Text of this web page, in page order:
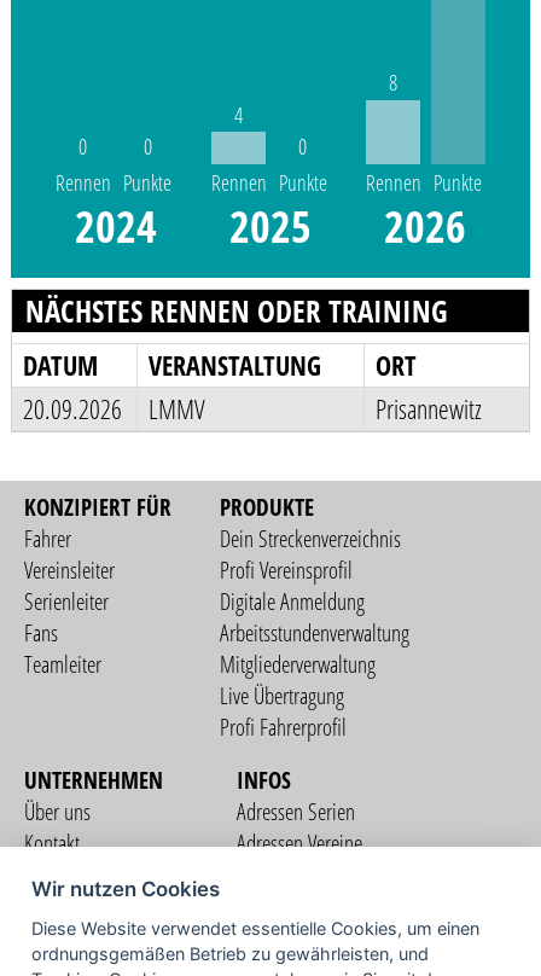
0
Rennen
0
Punkte
2024
4
Rennen
0
Punkte
2025
8
Rennen Punkte
2026
NÄCHSTES RENNEN ODER TRAINING
DATUM VERANSTALTUNG
ORT
20.09.2026
LMMV Prisannewitz
KONZIPIERT FÜR
Fahrer
Vereinsleiter
Serienleiter
Fans
Teamleiter
PRODUKTE
Dein Streckenverzeichnis
Profi Vereinsprofil
Digitale Anmeldung
Arbeitsstundenverwaltung
Mitgliederverwaltung
Live Übertragung
Profi Fahrerprofil
UNTERNEHMEN
Über uns
Kontakt
Nutzungsbedingungen
Datenschutzerklärung
Impressum
INFOS
Adressen Serien
Adressen Vereine
COMMUNITY
Wir nutzen Cookies
Diese Website verwendet essentielle Cookies, um einen
ordnungsgemäßen Betrieb zu gewährleisten, und